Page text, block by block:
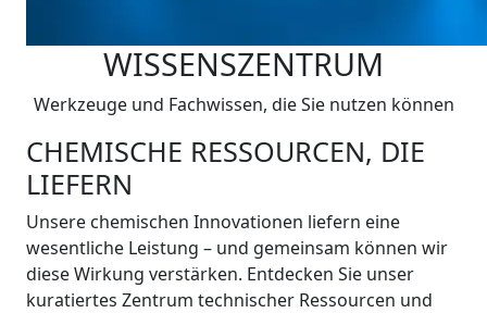
WISSENSZENTRUM
Werkzeuge und Fachwissen, die Sie nutzen können
CHEMISCHE RESSOURCEN, DIE
LIEFERN
Unsere chemischen Innovationen liefern eine
wesentliche Leistung – und gemeinsam können wir
diese Wirkung verstärken. Entdecken Sie unser
kuratiertes Zentrum technischer Ressourcen und